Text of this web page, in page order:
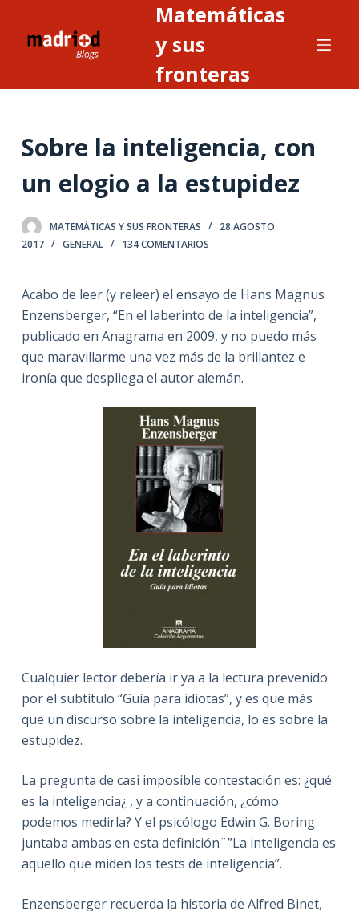
a
n
n
d
o
Matemáticas
y sus
fronteras
Sobre la inteligencia, con
un elogio a la estupidez
MATEMÁTICAS Y SUS FRONTERAS
28 AGOSTO
2017
GENERAL 134 COMENTARIOS
Acabo de leer (y releer) el ensayo de Hans Magnus
Enzensberger, “En el laberinto de la inteligencia”,
publicado en Anagrama en 2009, y no puedo más
que maravillarme una vez más de la brillantez e
ironía que despliega el autor alemán.
Cualquier lector debería ir ya a la lectura prevenido
por el subtítulo “Guía para idiotas”, y es que más
que un discurso sobre la inteligencia, lo es sobre la
estupidez.
La pregunta de casi imposible contestación es: ¿qué
es la inteligencia¿ , y a continuación, ¿cómo
podemos medirla? Y el psicólogo Edwin G. Boring
juntaba ambas en esta definición¨”La inteligencia es
aquello que miden los tests de inteligencia”.
Enzensberger recuerda la historia de Alfred Binet,